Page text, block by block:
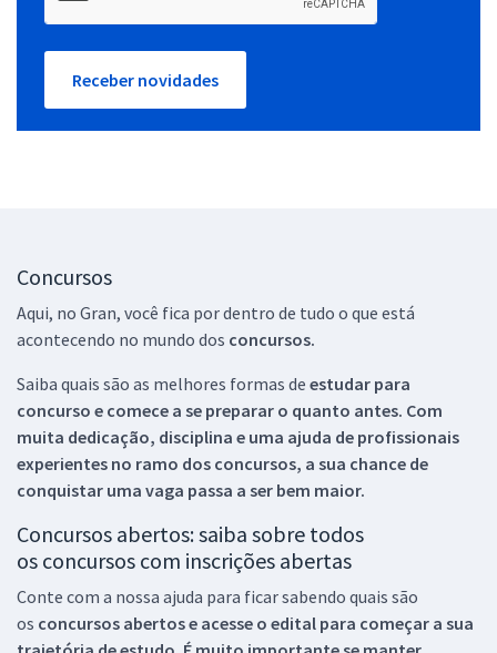
Receber novidades
Concursos
Aqui, no Gran, você fica por dentro de tudo o que está
acontecendo no mundo dos concursos.
Saiba quais são as melhores formas de estudar para
concurso e comece a se preparar o quanto antes. Com
muita dedicação, disciplina e uma ajuda de profissionais
experientes no ramo dos concursos, a sua chance de
conquistar uma vaga passa a ser bem maior.
Concursos abertos: saiba sobre todos
os concursos com inscrições abertas
Conte com a nossa ajuda para ficar sabendo quais são
os concursos abertos e acesse o edital para começar a sua